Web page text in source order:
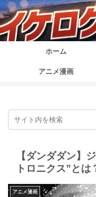
ホーム
アニメ漫画
【ダンダダン】
トロニクス”とは
アニメ漫画